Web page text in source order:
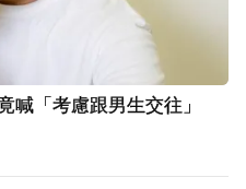
喊「考慮跟男生交往」